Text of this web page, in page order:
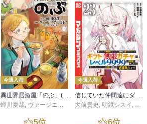
今週入荷
異世界居酒屋「のぶ」(22)
蝉川夏哉, ヴァージニア二等兵 ,転
今週入荷
信じていた仲間達にダンジョン奥地で殺されかけたがギフト『無限ガチャ』でレベル９９９９の仲間達を手に入れて元パーティーメンバーと世界に復讐＆『ざまぁ！』します！（２３）
大前貴史 , 明鏡シスイ , ｔ
5位 6位